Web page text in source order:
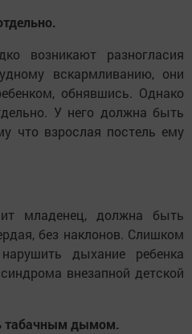
возникают разногласия
вскармливанию, они
обнявшись. Однако
У него должна быть
что взрослая постель ему
младенец, должна быть
без наклонов. Слишком
дыхание ребенка
внезапной детской
табачным дымом.